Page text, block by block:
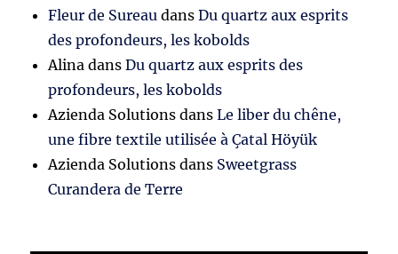
Fleur de Sureau dansDu quartz aux esprits
des profondeurs, les kobolds
Alina dansDu quartz aux esprits des
profondeurs, les kobolds
Azienda Solutions dansLe liber du chêne,
une fibre textile utilisée à Çatal Höyük
Azienda Solutions dans Sweetgrass
Curandera de Terre